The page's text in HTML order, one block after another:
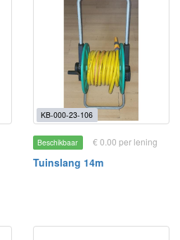
KB-000-23-106
Beschikbaar € 0.00 per lening
Tuinslang 14m